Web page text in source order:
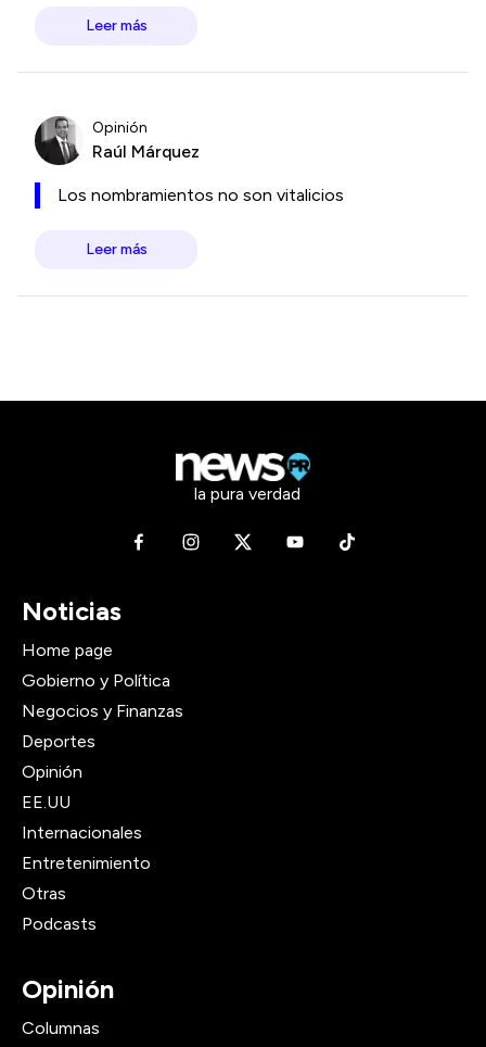
Leer más
Opinión
Raúl Márquez
Los nombramientos no son vitalicios
Leer más
la pura verdad
Noticias
Home page
Gobierno y Política
Negocios y Finanzas
Deportes
Opinión
EE.UU
Internacionales
Entretenimiento
Otras
Podcasts
Opinión
Columnas